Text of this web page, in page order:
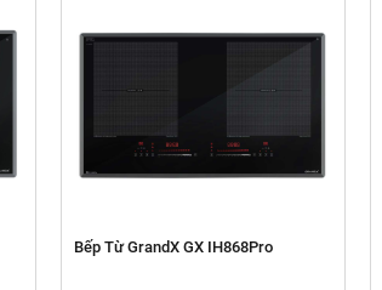
Bếp Từ GrandX GX IH868Pro